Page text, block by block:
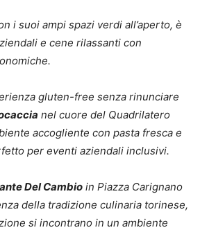
i suoi ampi spazi verdi all’aperto, è
e cene rilassanti con
gluten-free senza rinunciare
nel cuore del Quadrilatero
accogliente con pasta fresca e
per eventi aziendali inclusivi.
Del Cambio in Piazza Carignano
della tradizione culinaria torinese,
si incontrano in un ambiente